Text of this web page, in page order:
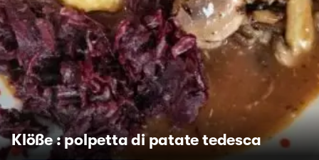
Klöße : polpetta di patate tedesca